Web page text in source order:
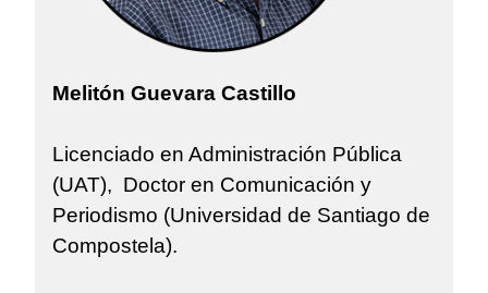
Melitón Guevara Castillo
Licenciado en Administración Pública
(UAT), Doctor en Comunicación y
Periodismo (Universidad de Santiago de
Compostela).